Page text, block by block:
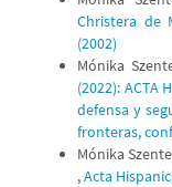
Christera de
(2002)
Mónika
(2022): ACTA
defensa y
fronteras,
Mónika
,Acta